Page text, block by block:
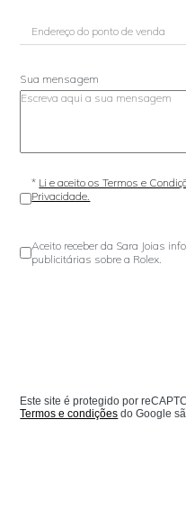
Sua mensagem
* Li e aceito os Termos e
Privacidade.
Aceito receber da Sara Joias
publicitárias sobre a Rolex.
Este site é protegido por
Termos e condições do Google